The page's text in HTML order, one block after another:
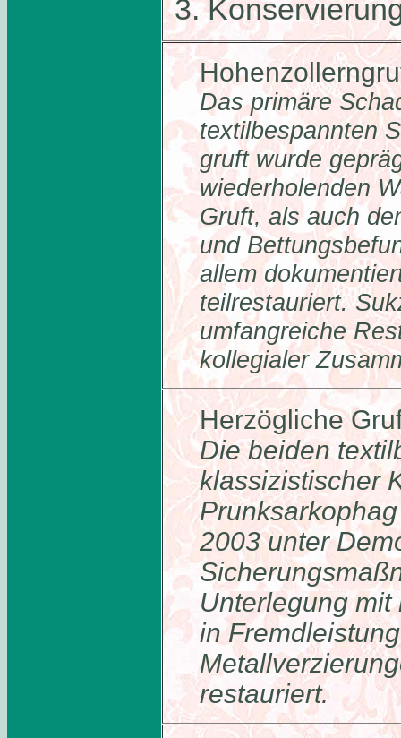
3.
Das primäre
textilbespannten
gruft wurde
wiederholenden
Gruft, als auch
und
allem
teilrestauriert.
umfangreiche
kollegialer
Herzögliche
Die beiden
klassizistischer
2003 unter
Unterlegung
in
restauriert.